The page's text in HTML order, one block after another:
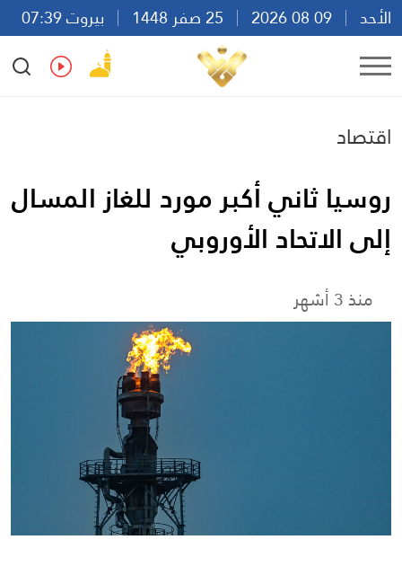
الأحد
بيروت 07:39
Ar
En Fr Es
اقتصاد
روسيا ثاني أكبر مورد للغاز المسال
إلى الاتحاد الأوروبي
منذ 3 أشهر